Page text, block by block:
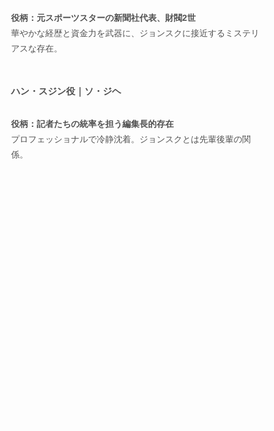
役柄：元スポーツスターの新聞社代表、財閥2世
華やかな経歴と資金力を武器に、ジョンスクに接近するミステリ
アスな存在。
ハン・スジン役｜ソ・ジヘ
役柄：記者たちの統率を担う編集長的存在
プロフェッショナルで冷静沈着。ジョンスクとは先輩後輩の関
係。